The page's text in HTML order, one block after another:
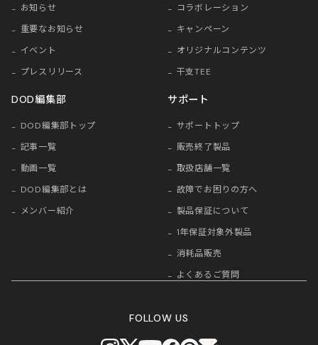
お知らせ
重要なお知らせ
イベント
プレスリリース
コラボレーション
キャンペーン
オリジナルコンテンツ
干支TEE
DOD編集部
DOD編集部トップ
記事一覧
動画一覧
DOD編集部とは
メンバー紹介
サポート
サポートトップ
販売終了製品
取扱店舗一覧
故障でお困りの方へ
製品保証について
1年保証対象外製品
消耗品販売
よくあるご質問
FOLLOW US